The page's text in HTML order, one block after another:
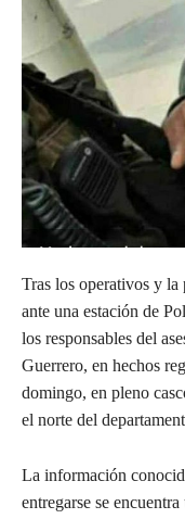
Tras los operativos y la
ante una estación de
los responsables del
Guerrero, en hechos
domingo, en pleno
el norte del
La información
entregarse se